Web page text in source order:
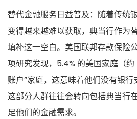
替代金融服务日益普及：随着传统
变得越来越难以获取，典当行作为
填补这一空白。美国联邦存款保险
项研究发现，5.4% 的美国家庭（约
账户”家庭，这意味着他们没有银行
这部分人群往往会转向包括典当行
足他们的金融需求。